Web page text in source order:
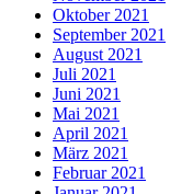
Oktober 2021
September 2021
August 2021
Juli 2021
Juni 2021
Mai 2021
April 2021
März 2021
Februar 2021